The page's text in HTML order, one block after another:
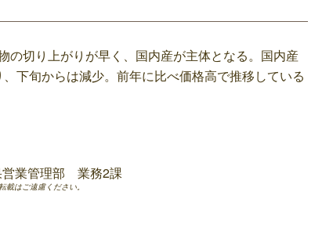
の切り上がりが早く、国内産が主体となる。国内産
下旬からは減少。前年に比べ価格高で推移している
業管理部 業務2課
載はご遠慮ください。